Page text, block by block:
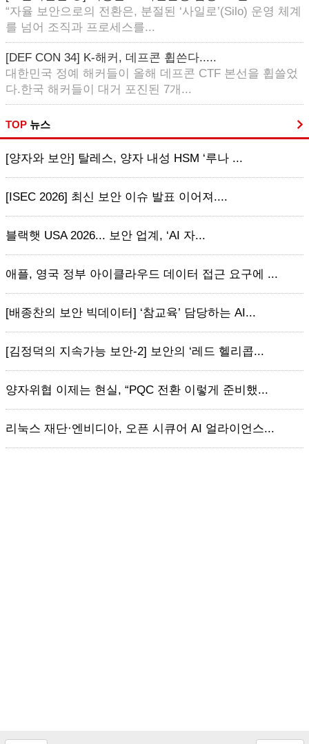
“자율 보안으로의 전환은, 분절된 ‘사일로’(Silo) 운영 체계
를 넘어 조직과 프로세스를...
[DEF CON 34] K-해커, 데프콘 휩쓴다.....
대한민국 정예 해커들이 올해 데프콘 CTF 본선을 휩쓸었
다.한국 해커들이 대거 포진된 7개...
TOP 뉴스
[양자와 보안] 탈레스, 양자 내성 HSM ‘루나 ...
[ISEC 2026] 최신 보안 이슈 발표 이어져....
블랙햇 USA 2026... 보안 업계, ‘AI 자...
애플, 영국 정부 아이클라우드 데이터 접근 요구에 ...
[배종찬의 보안 빅데이터] ‘참교육’ 담당하는 AI...
[김정덕의 지속가능 보안-2] 보안의 ‘레드 헬리콥...
양자위협 이제는 현실, “PQC 전환 이렇게 준비했...
리눅스 재단·엔비디아, 오픈 시큐어 AI 얼라이언스...